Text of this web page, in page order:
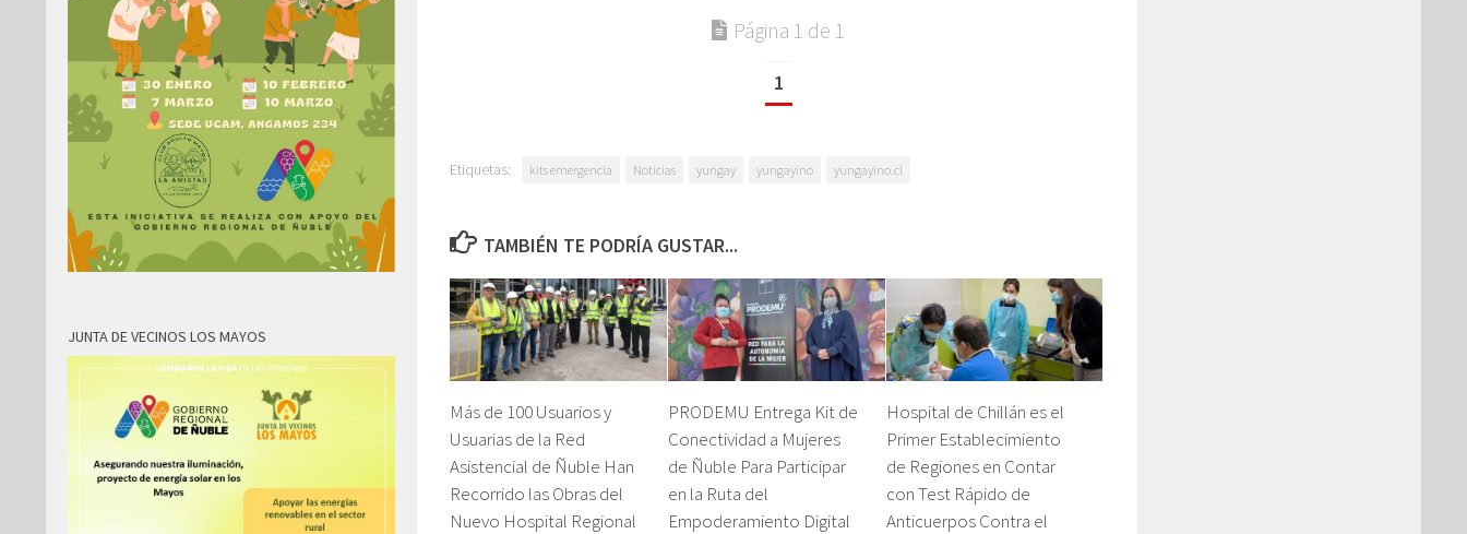
Página 1 de 1
1
Etiquetas: kits emergencia Noticias yungay yungayino yungayino.cl
TAMBIÉN TE PODRÍA GUSTAR...
Más de 100 Usuarios y
Usuarias de la Red
Asistencial de Ñuble Han
Recorrido las Obras del
Nuevo Hospital Regional
PRODEMU Entrega Kit de
Conectividad a Mujeres
de Ñuble Para Participar
en la Ruta del
Empoderamiento Digital
Hospital de Chillán es el
Primer Establecimiento
de Regiones en Contar
con Test Rápido de
Anticuerpos Contra el
JUNTA DE VECINOS LOS MAYOS